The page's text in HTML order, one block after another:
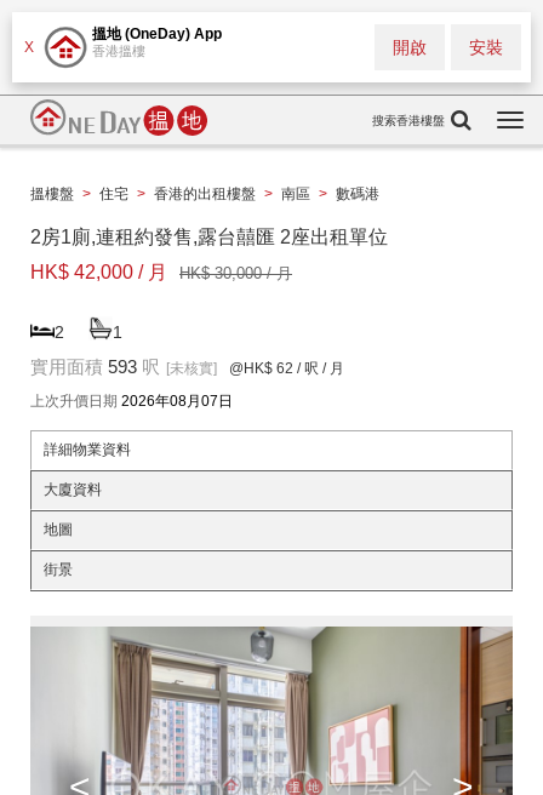
X
搵地 (OneDay) App
香港搵樓 安裝
開啟
搜索香港樓盤
搵樓盤 > 住宅 > 香港的出租樓盤 > 南區 > 數碼港
2房1廁,連租約發售,露台囍匯 2座出租單位
HK$ 42,000 / 月
HK$ 30,000 / 月
2 1
實用面積 593 呎 [未核實] @HK$ 62 / 呎 / 月
上次升價日期 2026年08月07日
詳細物業資料
大廈資料
地圖
街景
< >